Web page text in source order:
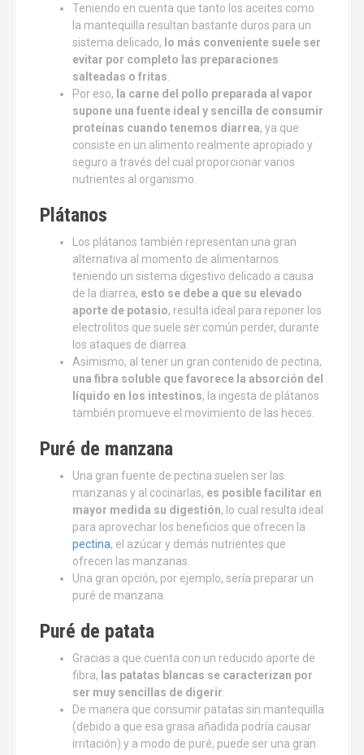
Teniendo en cuenta que tanto los aceites como
la mantequilla resultan bastante duros para un
sistema delicado, lo más conveniente suele ser
evitar por completo las preparaciones
salteadas o fritas
Por eso, la carne del pollo preparada al vapor
supone una fuente ideal y sencilla de consumir
proteínas cuando tenemos diarrea, ya que
consiste en un alimento realmente apropiado y
seguro a través del cual proporcionar varios
nutrientes al organismo.
Plátanos
Los plátanos también representan una gran
alternativa al momento de alimentarnos
teniendo un sistema digestivo delicado a causa
de la diarrea, esto se debe a que su elevado
aporte de potasio, resulta ideal para reponer los
electrolitos que suele ser común perder, durante
los ataques de diarrea.
Asimismo, al tener un gran contenido de pectina,
una fibra soluble que favorece la absorción del
líquido en los intestinos, la ingesta de plátanos
también promueve el movimiento de las heces.
Puré de manzana
Una gran fuente de pectina suelen ser las
manzanas y al cocinarlas, es posible facilitar en
mayor medida su digestión, lo cual resulta ideal
para aprovechar los beneficios que ofrecen la
pectina, el azúcar y demás nutrientes que
ofrecen las manzanas.
Una gran opción, por ejemplo, sería preparar un
puré de manzana.
Puré de patata
Gracias a que cuenta con un reducido aporte de
fibra, las patatas blancas se caracterizan por
ser muy sencillas de digerir
De manera que consumir patatas sin mantequilla
(debido a que esa grasa añadida podría causar
irritación) y a modo de puré, puede ser una gran